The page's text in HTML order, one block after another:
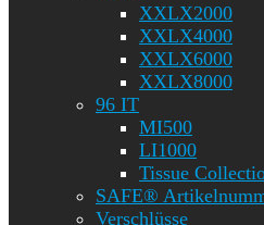
XXLX2000
XXLX4000
XXLX6000
XXLX8000
96 IT
MI500
LI1000
Tissue
SAFE®
Verschlüsse